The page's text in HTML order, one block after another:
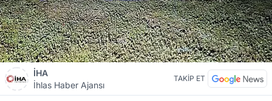
İHA
İhlas Haber Ajansı
TAKİP ET